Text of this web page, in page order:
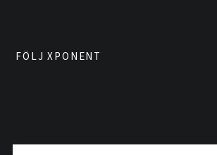
FÖLJ XPONENT